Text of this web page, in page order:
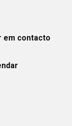
em contacto